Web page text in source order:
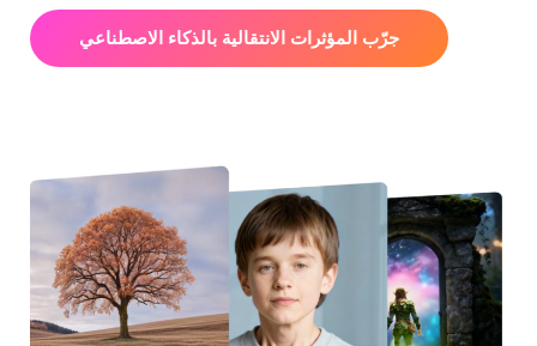
جرّب المؤثرات الانتقالية بالذكاء الاصطناعي